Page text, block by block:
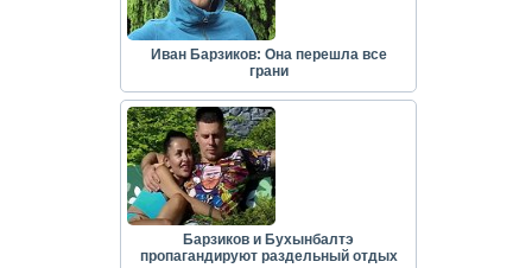
Иван Барзиков: Она перешла все
грани
Барзиков и Бухынбалтэ
пропагандируют раздельный отдых